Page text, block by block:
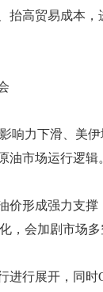
抬高贸易成本
力下滑、美伊
油市场运行逻辑
形成强力支撑
，会加剧市场多
行展开，同时